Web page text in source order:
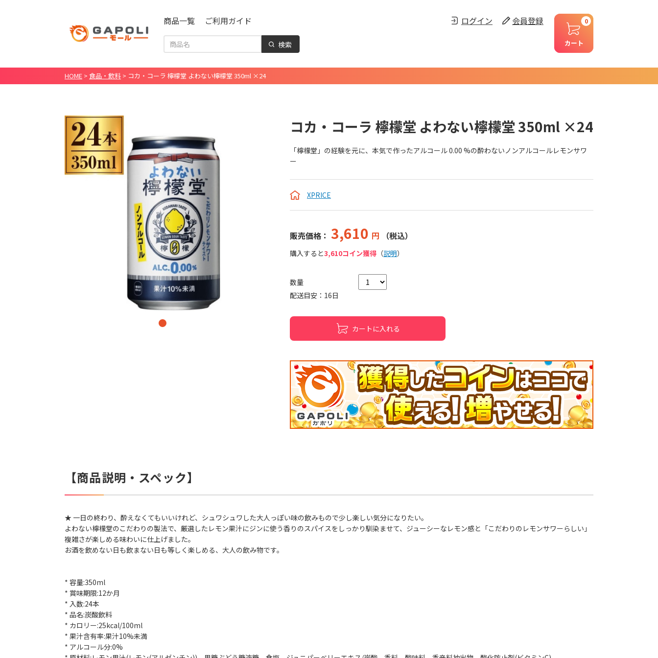
商品一覧 ご利用ガイド
検索
ログイン 会員登録
カート
0
HOME > 食品・飲料 > コカ・コーラ 檸檬堂 よわない檸檬堂 350ml ×24
コカ・コーラ 檸檬堂 よわない檸檬堂 350ml ×24
「檸檬堂」の経験を元に、本気で作ったアルコール 0.00 %の酔わないノンアルコールレモンサワ
ー
XPRICE
販売価格： 3,610 円 （税込）
購入すると3,610コイン獲得 （説明）
数量
配送目安：16日
カートに入れる
【商品説明・スペック】
★ 一日の終わり、酔えなくてもいいけれど、シュワシュワした大人っぽい味の飲みもので少し楽しい気分になりたい。
よわない檸檬堂のこだわりの製法で、厳選したレモン果汁にジンに使う香りのスパイスをしっかり馴染ませて、ジューシーなレモン感と「こだわりのレモンサワーらしい」
複雑さが楽しめる味わいに仕上げました。
お酒を飲めない日も飲まない日も等しく楽しめる、大人の飲み物です。
* 容量:350ml
* 賞味期限:12か月
* 入数:24本
* 品名:炭酸飲料
* カロリー:25kcal/100ml
* 果汁含有率:果汁10%未満
* アルコール分:0%